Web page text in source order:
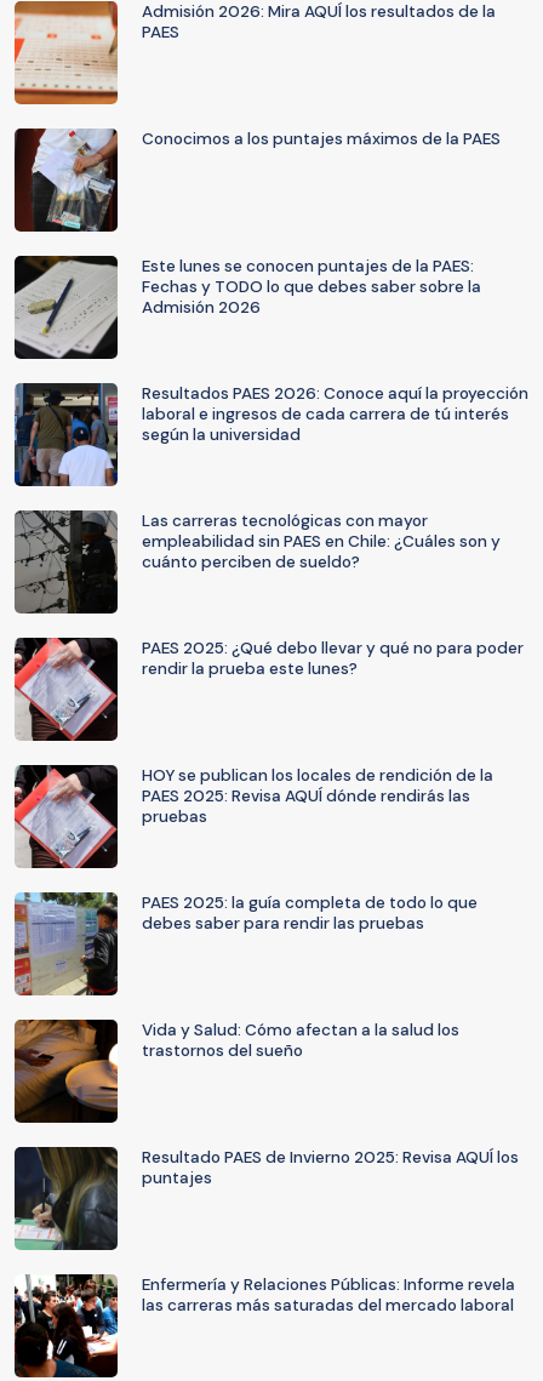
Admisión 2026: Mira AQUÍ los resultados de la
PAES
Conocimos a los puntajes máximos de la PAES
Este lunes se conocen puntajes de la PAES:
Fechas y TODO lo que debes saber sobre la
Admisión 2026
Resultados PAES 2026: Conoce aquí la proyección
laboral e ingresos de cada carrera de tú interés
según la universidad
Las carreras tecnológicas con mayor
empleabilidad sin PAES en Chile: ¿Cuáles son y
cuánto perciben de sueldo?
PAES 2025: ¿Qué debo llevar y qué no para poder
rendir la prueba este lunes?
HOY se publican los locales de rendición de la
PAES 2025: Revisa AQUÍ dónde rendirás las
pruebas
PAES 2025: la guía completa de todo lo que
debes saber para rendir las pruebas
Vida y Salud: Cómo afectan a la salud los
trastornos del sueño
Resultado PAES de Invierno 2025: Revisa AQUÍ los
puntajes
Enfermería y Relaciones Públicas: Informe revela
las carreras más saturadas del mercado laboral